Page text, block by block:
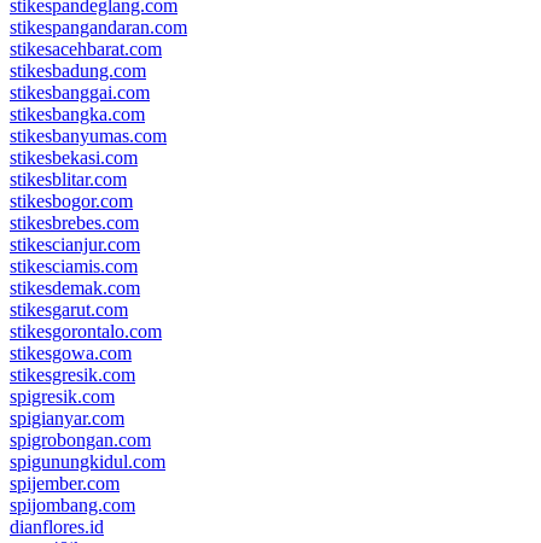
stikespandeglang.com
stikespangandaran.com
stikesacehbarat.com
stikesbadung.com
stikesbanggai.com
stikesbangka.com
stikesbanyumas.com
stikesbekasi.com
stikesblitar.com
stikesbogor.com
stikesbrebes.com
stikescianjur.com
stikesciamis.com
stikesdemak.com
stikesgarut.com
stikesgorontalo.com
stikesgowa.com
stikesgresik.com
spigresik.com
spigianyar.com
spigrobongan.com
spigunungkidul.com
spijember.com
spijombang.com
dianflores.id